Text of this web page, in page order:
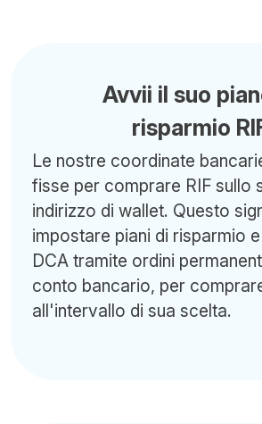
Avvii il suo
risparmio
Le nostre coordinate
fisse per comprare RIF sullo
indirizzo di wallet. Questo
impostare piani di risparmio
DCA tramite ordini
conto bancario, per
all'intervallo di sua scelta.